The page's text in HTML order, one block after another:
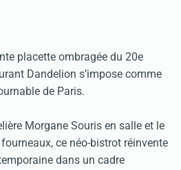
placette ombragée du 20e
Dandelion s’impose comme
de Paris.
Morgane Souris en salle et le
ce néo-bistrot réinvente
dans un cadre